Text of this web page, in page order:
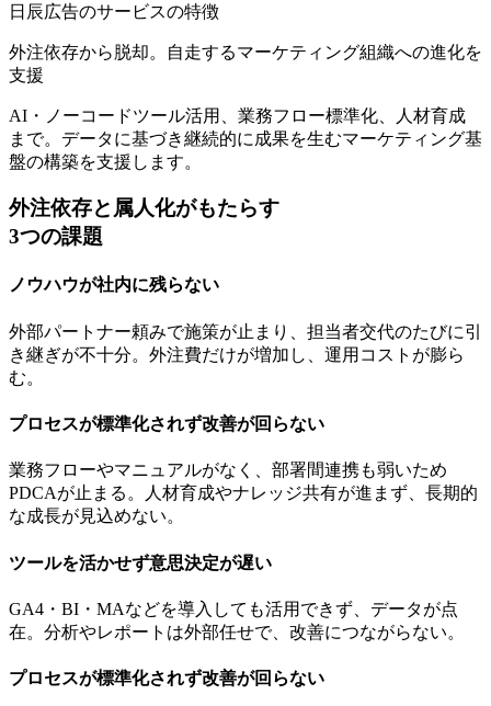
日辰広告のサービスの特徴
外注依存から脱却。自走するマーケティング組織への進化を
支援
AI・ノーコードツール活用、業務フロー標準化、人材育成
まで。データに基づき継続的に成果を生むマーケティング基
盤の構築を支援します。
外注依存と属人化がもたらす
3つの課題
ノウハウが社内に残らない
外部パートナー頼みで施策が止まり、担当者交代のたびに引
き継ぎが不十分。外注費だけが増加し、運用コストが膨ら
む。
プロセスが標準化されず改善が回らない
業務フローやマニュアルがなく、部署間連携も弱いため
PDCAが止まる。人材育成やナレッジ共有が進まず、長期的
な成長が見込めない。
ツールを活かせず意思決定が遅い
GA4・BI・MAなどを導入しても活用できず、データが点
在。分析やレポートは外部任せで、改善につながらない。
プロセスが標準化されず改善が回らない